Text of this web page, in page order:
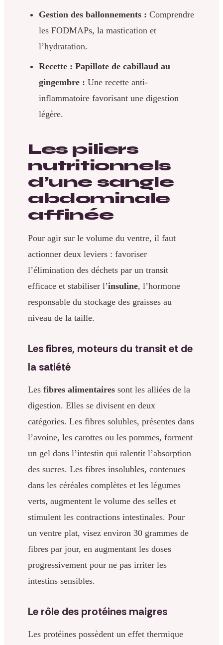
Gestion des ballonnements : Comprendre
les FODMAPs, la mastication et
l’hydratation.
Recette : Papillote de cabillaud au
gingembre : Une recette anti-
inflammatoire favorisant une digestion
légère.
Les piliers
nutritionnels
d’une sangle
abdominale
affinée
Pour agir sur le volume du ventre, il faut
actionner deux leviers : favoriser
l’élimination des déchets par un transit
efficace et stabiliser l’insuline, l’hormone
responsable du stockage des graisses au
niveau de la taille.
Les fibres, moteurs du transit et de
la satiété
Les fibres alimentaires sont les alliées de la
digestion. Elles se divisent en deux
catégories. Les fibres solubles, présentes dans
l’avoine, les carottes ou les pommes, forment
un gel dans l’intestin qui ralentit l’absorption
des sucres. Les fibres insolubles, contenues
dans les céréales complètes et les légumes
verts, augmentent le volume des selles et
stimulent les contractions intestinales. Pour
un ventre plat, visez environ 30 grammes de
fibres par jour, en augmentant les doses
progressivement pour ne pas irriter les
intestins sensibles.
Le rôle des protéines maigres
Les protéines possèdent un effet thermique